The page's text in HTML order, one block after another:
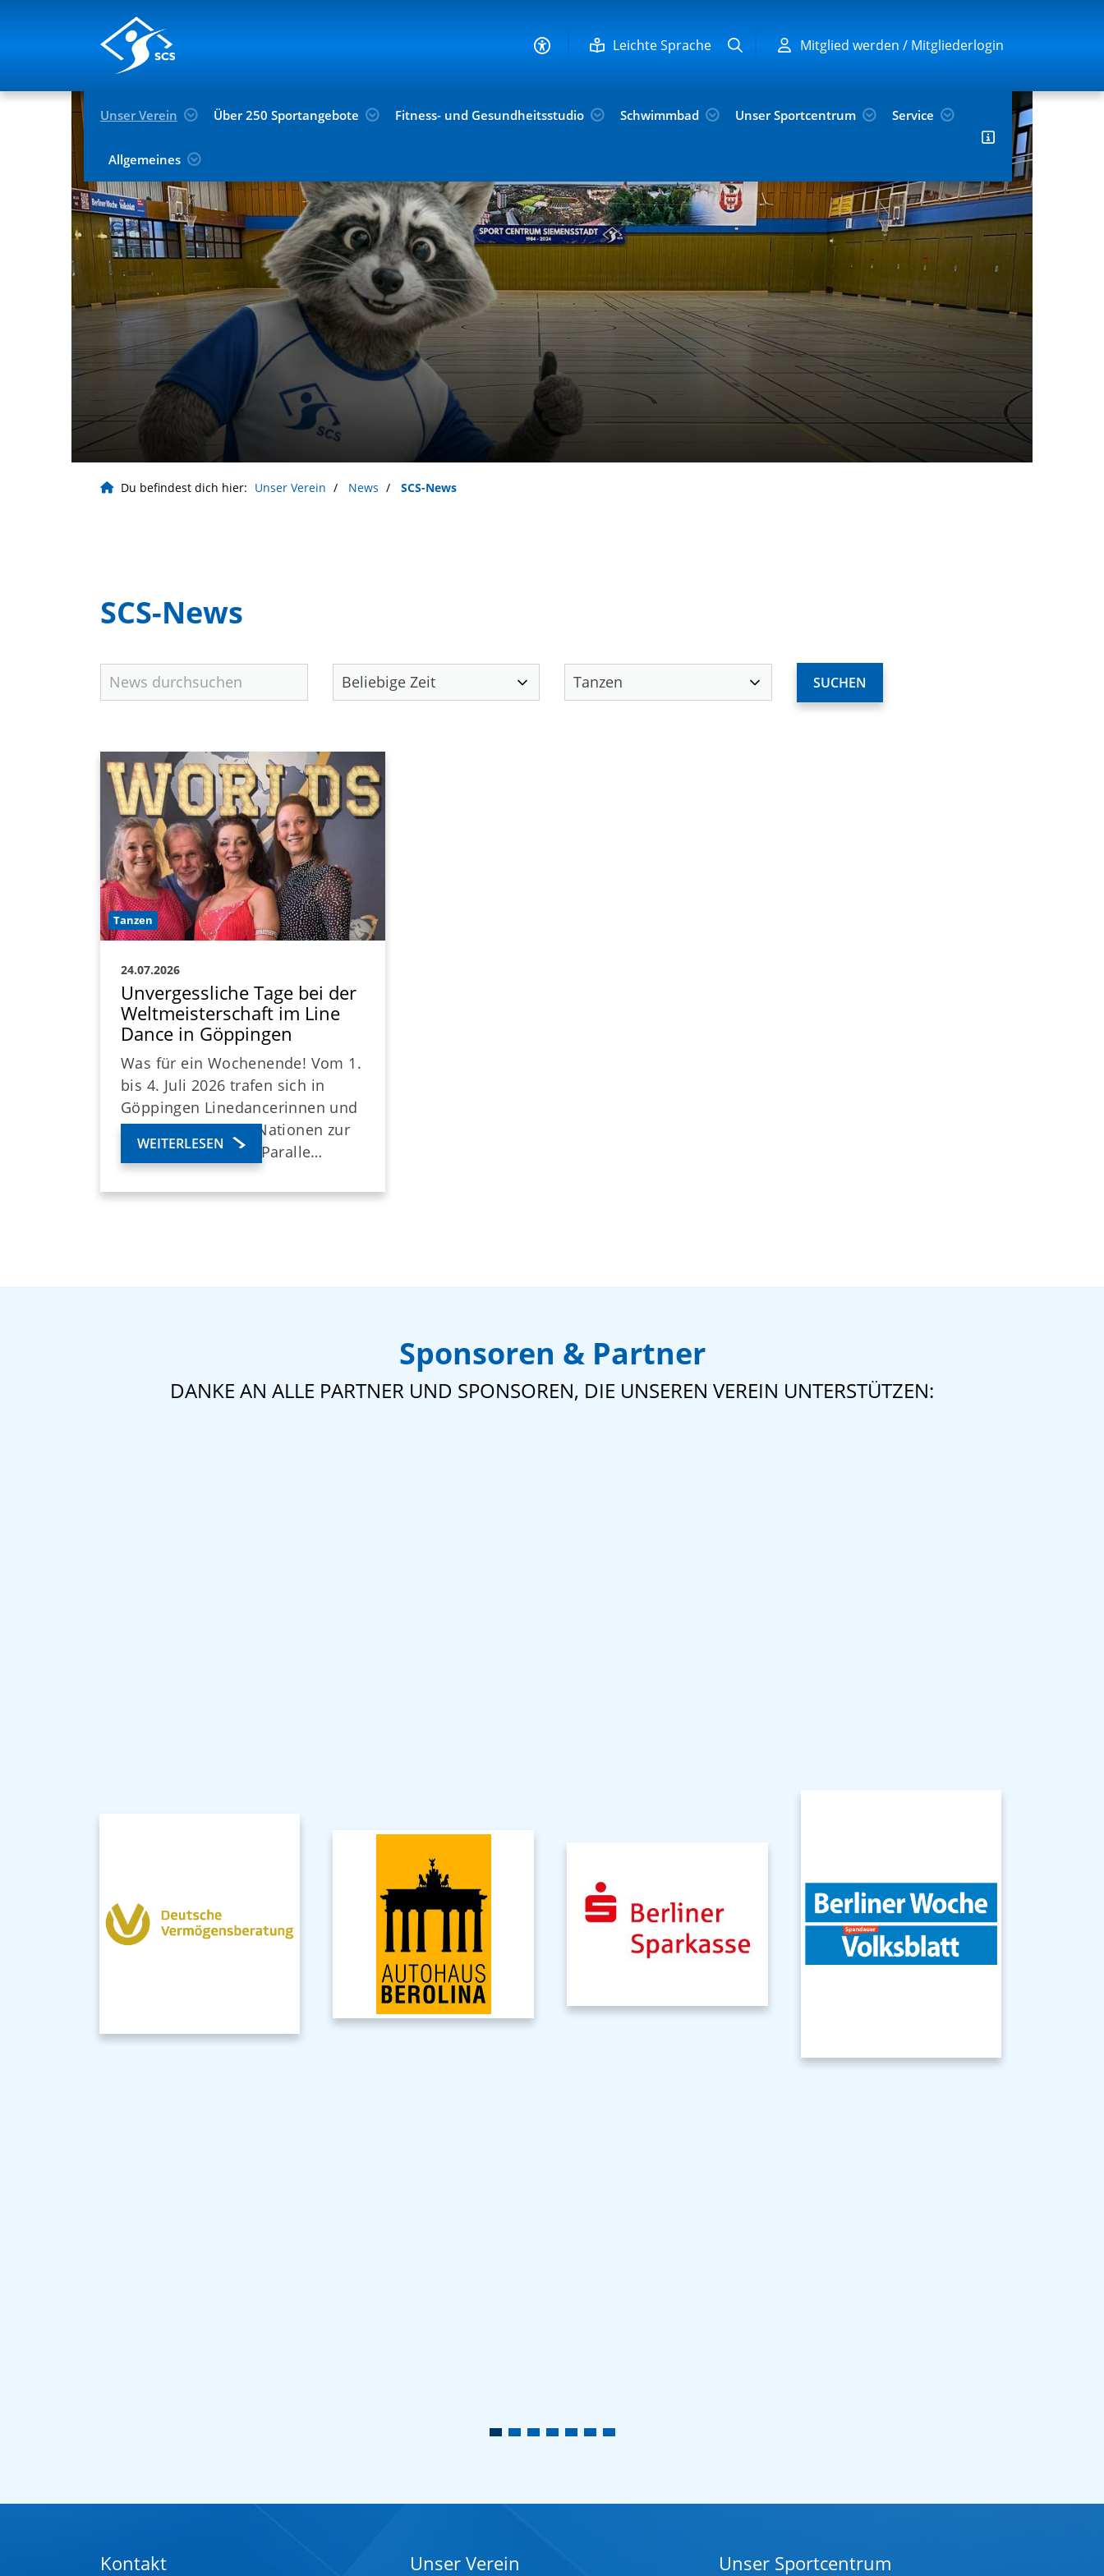
Leichte Sprache Mitglied werden / Mitgliederlogin
Unser Verein Über 250 Sportangebote Fitness- und Gesundheitsstudio Schwimmbad Unser Sportcentrum Service
Allgemeines
Du befindest dich hier: Unser Verein News SCS-News
SCS-News
Tanzen
24.07.2026
Unvergessliche Tage bei der
Weltmeisterschaft im Line
Dance in Göppingen
Was für ein Wochenende! Vom 1.
bis 4. Juli 2026 trafen sich in
Göppingen Linedancerinnen und
Linedancer aus 13 Nationen zur
Weltmeisterschaft. Paralle…
WEITERLESEN
Sponsoren & Partner
DANKE AN ALLE PARTNER UND SPONSOREN, DIE UNSEREN VEREIN UNTERSTÜTZEN:
Kontakt Unser Verein Unser Sportcentrum
Geschäftsstelle
13629 Berlin
+49 (0) 30 38002-40
News
Sportcentrum
Anfahrt zum SCS